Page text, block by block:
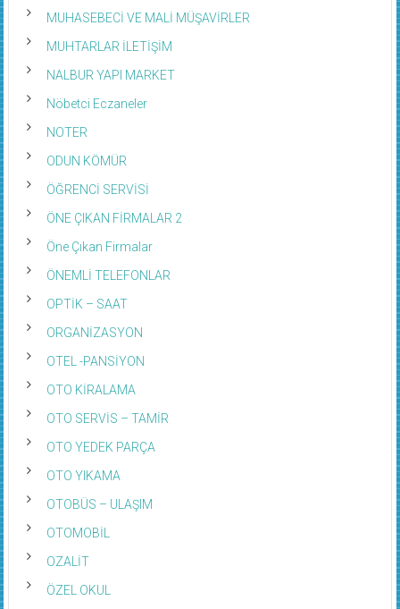
MUHASEBECİ VE MALİ MÜŞAVİRLER
MUHTARLAR İLETİŞİM
NALBUR YAPI MARKET
Nöbetci Eczaneler
NOTER
ODUN KÖMÜR
ÖĞRENCİ SERVİSİ
ÖNE ÇIKAN FİRMALAR 2
Öne Çıkan Firmalar
ÖNEMLİ TELEFONLAR
OPTİK – SAAT
ORGANİZASYON
OTEL -PANSİYON
OTO KİRALAMA
OTO SERVİS – TAMİR
OTO YEDEK PARÇA
OTO YIKAMA
OTOBÜS – ULAŞIM
OTOMOBİL
OZALİT
ÖZEL OKUL